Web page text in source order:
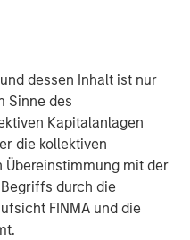
dessen Inhalt ist nur
Sinne des
Kapitalanlagen
die kollektiven
Übereinstimmung mit der
durch die
FINMA und die
today that it
from Koninklijke
Tops operates under
Martin’s Super Food
owned and five
in Western New
Rochester, and
employs more than
is expected to close